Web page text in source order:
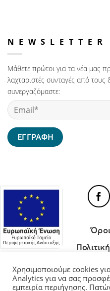
NEWSLETTER
Μάθετε πρώτοι για τα νέα μας
λαχταριστές συνταγές από
συνεργαζόμαστε:
Χρησιμοποιούμε cookies
Analytics για να σας
εμπειρία περιήγησης.